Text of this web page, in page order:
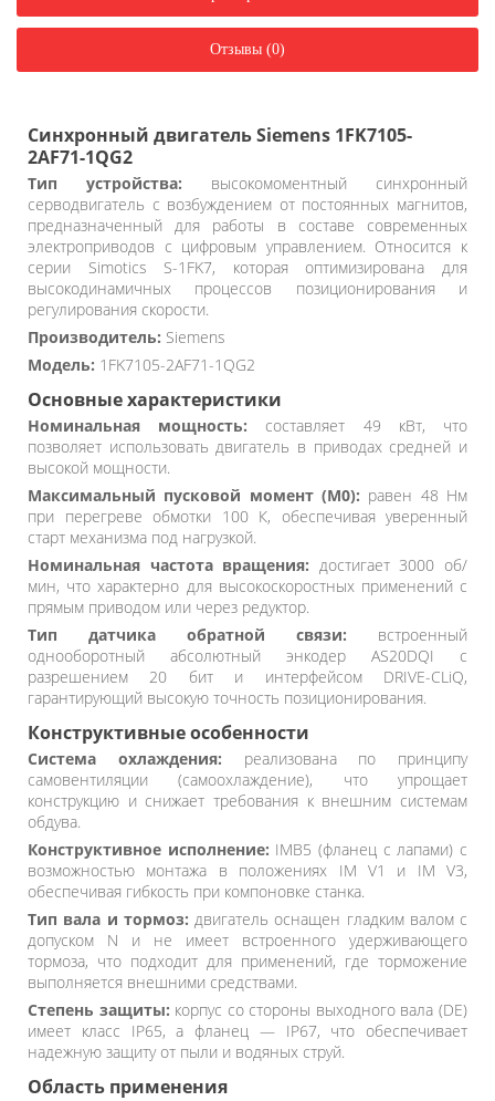
Отзывы (0)
Синхронный двигатель Siemens 1FK7105-
2AF71-1QG2
Тип устройства: высокомоментный синхронный
серводвигатель с возбуждением от постоянных магнитов,
предназначенный для работы в составе современных
электроприводов с цифровым управлением. Относится к
серии Simotics S-1FK7, которая оптимизирована для
высокодинамичных процессов позиционирования и
регулирования скорости.
Производитель: Siemens
Модель: 1FK7105-2AF71-1QG2
Основные характеристики
Номинальная мощность: составляет 49 кВт, что
позволяет использовать двигатель в приводах средней и
высокой мощности.
Максимальный пусковой момент (M0): равен 48 Нм
при перегреве обмотки 100 К, обеспечивая уверенный
старт механизма под нагрузкой.
Номинальная частота вращения: достигает 3000 об/
мин, что характерно для высокоскоростных применений с
прямым приводом или через редуктор.
Тип датчика обратной связи: встроенный
однооборотный абсолютный энкодер AS20DQI с
разрешением 20 бит и интерфейсом DRIVE-CLiQ,
гарантирующий высокую точность позиционирования.
Конструктивные особенности
Система охлаждения: реализована по принципу
самовентиляции (самоохлаждение), что упрощает
конструкцию и снижает требования к внешним системам
обдува.
Конструктивное исполнение: IMB5 (фланец с лапами) с
возможностью монтажа в положениях IM V1 и IM V3,
обеспечивая гибкость при компоновке станка.
Тип вала и тормоз: двигатель оснащен гладким валом с
допуском N и не имеет встроенного удерживающего
тормоза, что подходит для применений, где торможение
выполняется внешними средствами.
Степень защиты: корпус со стороны выходного вала (DE)
имеет класс IP65, а фланец — IP67, что обеспечивает
надежную защиту от пыли и водяных струй.
Область применения